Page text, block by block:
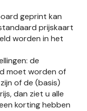
geprint kan
prijskaart
worden in het
de
moet worden of
of de (basis)
dan ziet u alle
korting hebben